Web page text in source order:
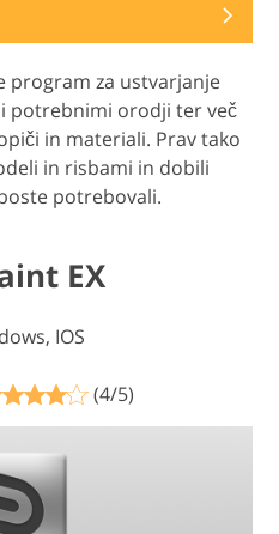
program za ustvarjanje
potrebnimi orodji ter več
in materiali. Prav tako
in risbami in dobili
potrebovali.
EX
IOS
(4/5)